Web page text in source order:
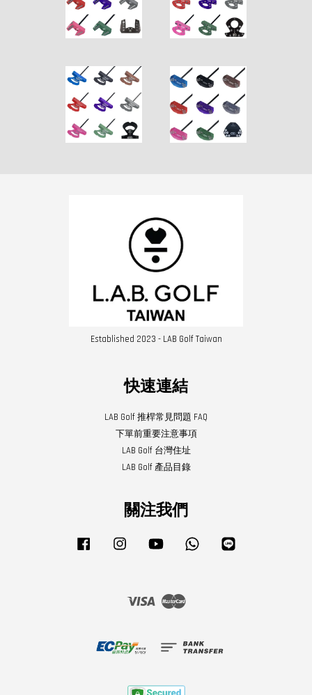
Established 2023 - LAB Golf Taiwan
快速連結
LAB Golf 推桿常見問題 FAQ
下單前重要注意事項
LAB Golf 台灣住址
LAB Golf 產品目錄
關注我們
Facebook Instagram YouTube Whatsapp
Visa Master